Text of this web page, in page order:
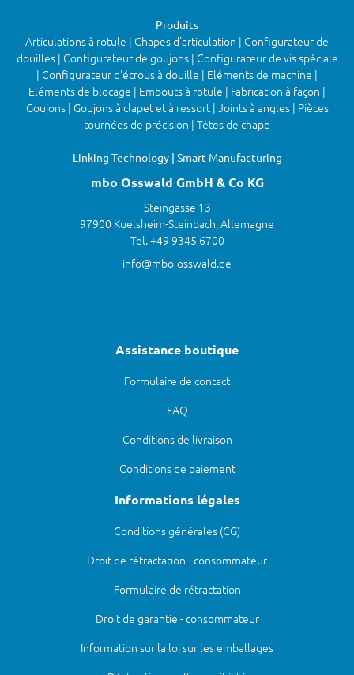
Produits
Articulations à rotule | Chapes d'articulation | Configurateur de
douilles | Configurateur de goujons | Configurateur de vis spéciale
| Configurateur d'écrous à douille | Eléments de machine |
Eléments de blocage | Embouts à rotule | Fabrication à façon |
Goujons | Goujons à clapet et à ressort | Joints à angles | Pièces
tournées de précision | Têtes de chape
Linking Technology | Smart Manufacturing
mbo Osswald GmbH & Co KG
Steingasse 13
97900 Kuelsheim-Steinbach, Allemagne
Tel. +49 9345 6700
info@mbo-osswald.de
Assistance boutique
Formulaire de contact
FAQ
Conditions de livraison
Conditions de paiement
Informations légales
Conditions générales (CG)
Droit de rétractation - consommateur
Formulaire de rétractation
Droit de garantie - consommateur
Information sur la loi sur les emballages